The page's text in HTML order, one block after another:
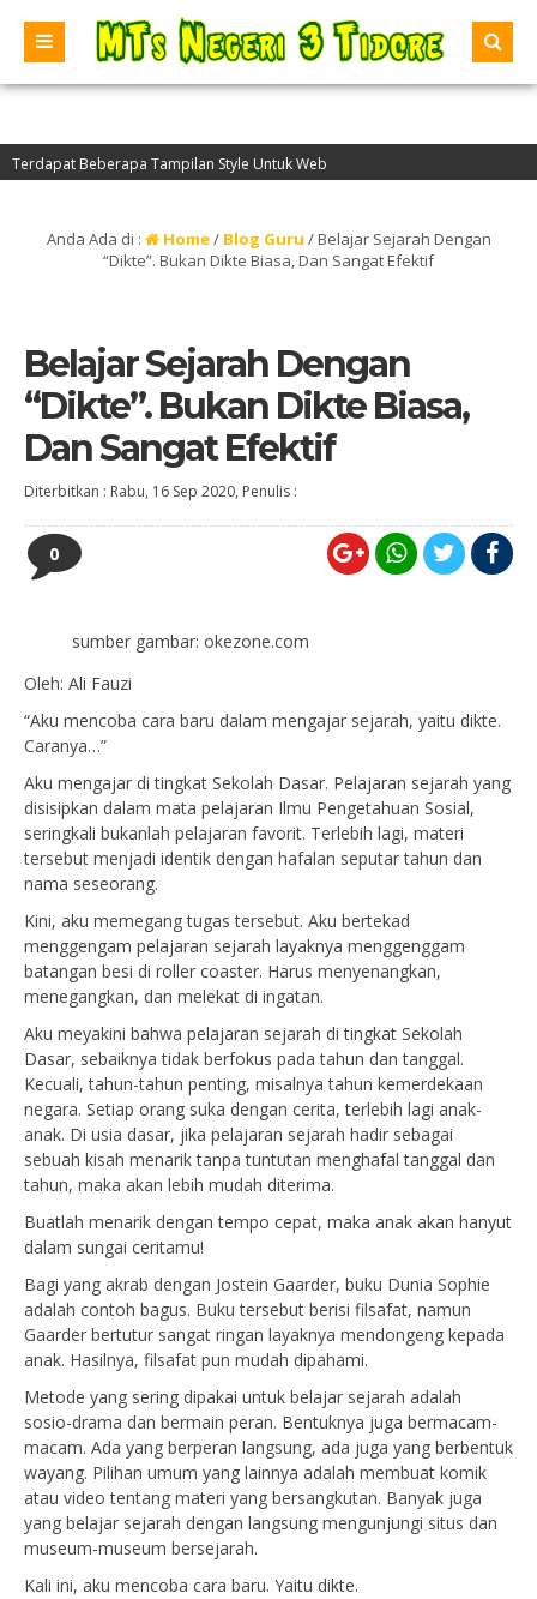
Beberapa Tampilan Style Untuk Web
Anda Ada di : Home/ Blog Guru /Belajar Sejarah Dengan
“Dikte”. Bukan Dikte Biasa, Dan Sangat Efektif
Belajar Sejarah Dengan
“Dikte”. Bukan Dikte Biasa,
Dan Sangat Efektif
Diterbitkan : Rabu, 16 Sep 2020, Penulis :
0
sumber gambar: okezone.com
Oleh: Ali Fauzi
“Aku mencoba cara baru dalam mengajar sejarah, yaitu dikte.
Caranya…”
Aku mengajar di tingkat Sekolah Dasar. Pelajaran sejarah yang
disisipkan dalam mata pelajaran Ilmu Pengetahuan Sosial,
seringkali bukanlah pelajaran favorit. Terlebih lagi, materi
tersebut menjadi identik dengan hafalan seputar tahun dan
nama seseorang.
Kini, aku memegang tugas tersebut. Aku bertekad
menggengam pelajaran sejarah layaknya menggenggam
batangan besi di roller coaster. Harus menyenangkan,
menegangkan, dan melekat di ingatan.
Aku meyakini bahwa pelajaran sejarah di tingkat Sekolah
Dasar, sebaiknya tidak berfokus pada tahun dan tanggal.
Kecuali, tahun-tahun penting, misalnya tahun kemerdekaan
negara. Setiap orang suka dengan cerita, terlebih lagi anak-
anak. Di usia dasar, jika pelajaran sejarah hadir sebagai
sebuah kisah menarik tanpa tuntutan menghafal tanggal dan
tahun, maka akan lebih mudah diterima.
Buatlah menarik dengan tempo cepat, maka anak akan hanyut
dalam sungai ceritamu!
Bagi yang akrab dengan Jostein Gaarder, buku Dunia Sophie
adalah contoh bagus. Buku tersebut berisi filsafat, namun
Gaarder bertutur sangat ringan layaknya mendongeng kepada
anak. Hasilnya, filsafat pun mudah dipahami.
Metode yang sering dipakai untuk belajar sejarah adalah
sosio-drama dan bermain peran. Bentuknya juga bermacam-
macam. Ada yang berperan langsung, ada juga yang berbentuk
wayang. Pilihan umum yang lainnya adalah membuat komik
atau video tentang materi yang bersangkutan. Banyak juga
yang belajar sejarah dengan langsung mengunjungi situs dan
museum-museum bersejarah.
Kali ini, aku mencoba cara baru. Yaitu dikte.